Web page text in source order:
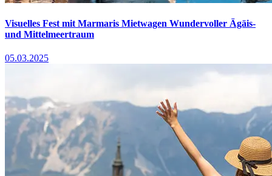
Visuelles Fest mit Marmaris Mietwagen Wundervoller Ägäis-
und Mittelmeertraum
05.03.2025